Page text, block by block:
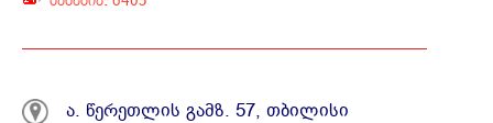
ა. წერეთლის გამზ. 57, თბილისი